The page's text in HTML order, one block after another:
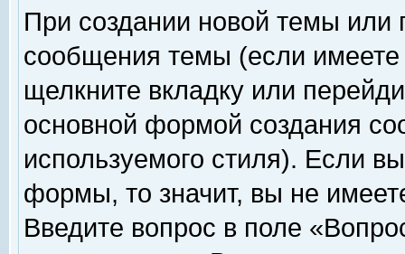
При создании новой темы или
сообщения темы (если
щелкните вкладку или
основной формой создания
используемого стиля). Если
формы, то значит, вы не
Введите вопрос в поле